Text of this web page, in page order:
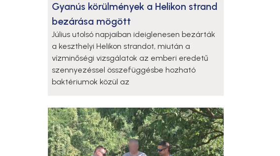
Gyanús körülmények a Helikon strand
bezárása mögött
Július utolsó napjaiban ideiglenesen bezárták
a keszthelyi Helikon strandot, miután a
vízminőségi vizsgálatok az emberi eredetű
szennyezéssel összefüggésbe hozható
baktériumok közül az